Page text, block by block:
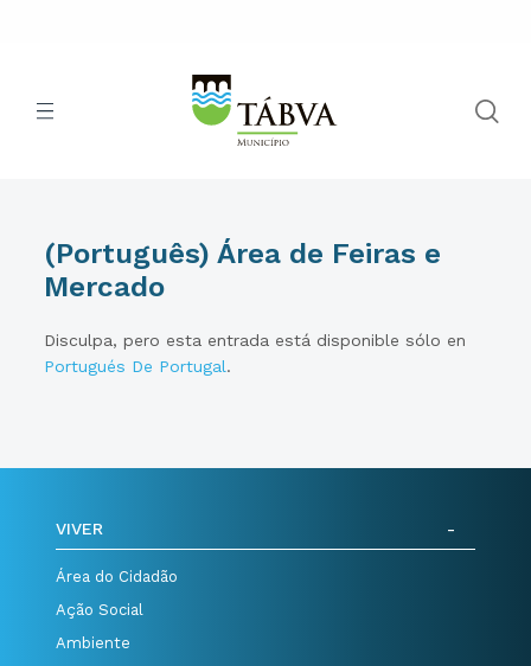
(Português) Área de Feiras e
Mercado
Disculpa, pero esta entrada está disponible sólo en
Portugués De Portugal.
VIVER
Área do Cidadão
Ação Social
Ambiente